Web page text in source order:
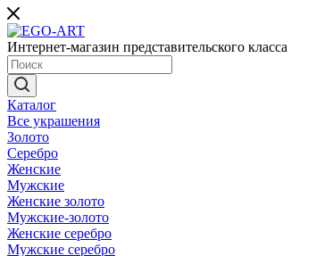
Интернет-магазин представительского класса
Каталог
Все украшения
Золото
Серебро
Женские
Мужские
Женские золото
Мужские-золото
Женские серебро
Мужские серебро